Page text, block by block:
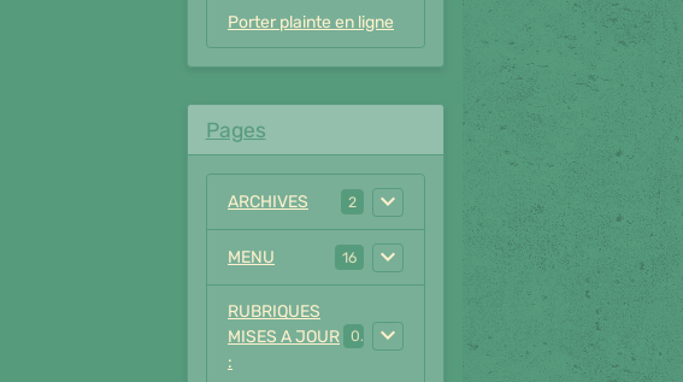
Porter plainte en ligne
Pages
ARCHIVES 2
MENU 16
RUBRIQUES
MISES A JOUR
:
0